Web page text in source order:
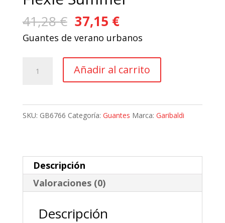
41,28€ El
precio
era:
41,28 €.
37,15 €El
precio
es:
37,15 €.
Guantes de verano urbanos
Añadir al carrito
SKU: GB6766 Categoría: Guantes Marca: Garibaldi
Descripción
Valoraciones (0)
Descripción